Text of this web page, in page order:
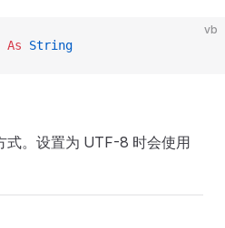
vb
As String
式。设置为 UTF-8 时会使用